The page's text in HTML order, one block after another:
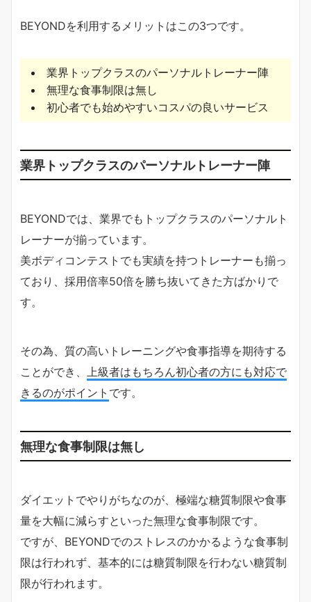
BEYONDを利用するメリットはこの3つです。
業界トップクラスのパーソナルトレーナー陣
無理な食事制限は無し
初心者でも始めやすいコスパの良いサービス
業界トップクラスのパーソナルトレーナー陣
BEYONDでは、業界でもトップクラスのパーソナルト
レーナーが揃っています。
美ボディコンテストでも実績を持つトレーナーも揃っ
ており、採用倍率50倍を勝ち抜いてきた方ばかりで
す。
その為、質の高いトレーニングや食事指導を期待する
ことができ、
上級者はもちろん初心者の方にも対応で
きるのがポイント です。
無理な食事制限は無し
ダイエットでやりがちなのが、極端な糖質制限や食事
量を大幅に減らすといった無理な食事制限です。
ですが、BEYONDでのストレスのかかるような食事制
限は行われず、基本的には糖質制限を行わない糖質制
限が行われます。